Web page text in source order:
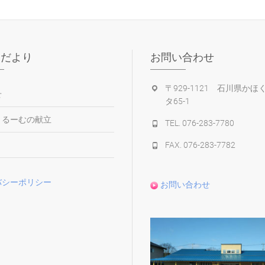
より
ーむの献立
ーポリシー
お問い合わせ
〒929-1121 石川県かほ
タ65-1
TEL. 076-283-7780
FAX. 076-283-7782
お問い合わせ